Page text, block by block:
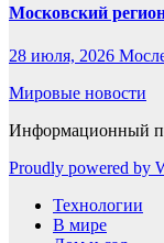
Московский
28 июля, 2026
Мировые новости
Информационный
Proudly powered by
Технологии
В мире